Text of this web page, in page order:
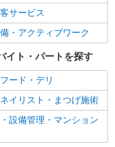
全私が泣いた≫看護助
日払い有/週払い有/交
詳細を見る
業部
歓迎
50代～）活躍中
サービス
・アクティブワーク
イト・パートを探す
ード・デリ
イリスト・まつげ施術
設備管理・マンション